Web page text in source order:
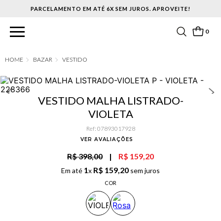
PARCELAMENTO EM ATÉ 6X SEM JUROS. APROVEITE!
0
BAZAR VESTIDO
VESTIDO MALHA LISTRADO-
VIOLETA
Ref: 07893017928
VER AVALIAÇÕES
R$ 398,00 | R$ 159,20
Em até 1x R$ 159,20 sem juros
COR